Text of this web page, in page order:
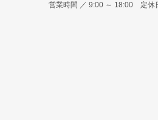
営業時間 ／ 9:00 ～ 18:00 定休